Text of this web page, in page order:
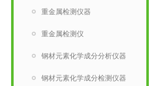
重金属检测仪器
重金属检测仪
钢材元素化学成分分析仪器
钢材元素化学成分检测仪器